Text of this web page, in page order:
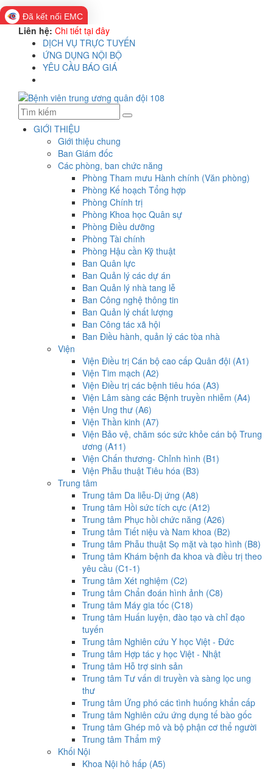
Đã kết nối EMC
Liên hệ: Chi tiết tại đây
DỊCH VỤ TRỰC TUYẾN
ỨNG DỤNG NỘI BỘ
YÊU CẦU BÁO GIÁ
GIỚI THIỆU
Giới thiệu chung
Ban Giám đốc
Các phòng, ban chức năng
Phòng Tham mưu Hành chính (Văn phòng)
Phòng Kế hoạch Tổng hợp
Phòng Chính trị
Phòng Khoa học Quân sự
Phòng Điều dưỡng
Phòng Tài chính
Phòng Hậu cần Kỹ thuật
Ban Quân lực
Ban Quản lý các dự án
Ban Quản lý nhà tang lễ
Ban Công nghệ thông tin
Ban Quản lý chất lượng
Ban Công tác xã hội
Ban Điều hành, quản lý các tòa nhà
Viện
Viện Điều trị Cán bộ cao cấp Quân đội (A1)
Viện Tim mạch (A2)
Viện Điều trị các bệnh tiêu hóa (A3)
Viện Lâm sàng các Bệnh truyền nhiễm (A4)
Viện Ung thư (A6)
Viện Thần kinh (A7)
Viện Bảo vệ, chăm sóc sức khỏe cán bộ Trung
ương (A11)
Viện Chấn thương- Chỉnh hình (B1)
Viện Phẫu thuật Tiêu hóa (B3)
Trung tâm
Trung tâm Da liễu-Dị ứng (A8)
Trung tâm Hồi sức tích cực (A12)
Trung tâm Phục hồi chức năng (A26)
Trung tâm Tiết niệu và Nam khoa (B2)
Trung tâm Phẫu thuật Sọ mặt và tạo hình (B8)
Trung tâm Khám bệnh đa khoa và điều trị theo
yêu cầu (C1-1)
Trung tâm Xét nghiệm (C2)
Trung tâm Chẩn đoán hình ảnh (C8)
Trung tâm Máy gia tốc (C18)
Trung tâm Huấn luyện, đào tạo và chỉ đạo
tuyến
Trung tâm Nghiên cứu Y học Việt - Đức
Trung tâm Hợp tác y học Việt - Nhật
Trung tâm Hỗ trợ sinh sản
Trung tâm Tư vấn di truyền và sàng lọc ung
thư
Trung tâm Ứng phó các tình huống khẩn cấp
Trung tâm Nghiên cứu ứng dụng tế bào gốc
Trung tâm Ghép mô và bộ phận cơ thể người
Trung tâm Thẩm mỹ
Khối Nội
Khoa Nội hô hấp (A5)